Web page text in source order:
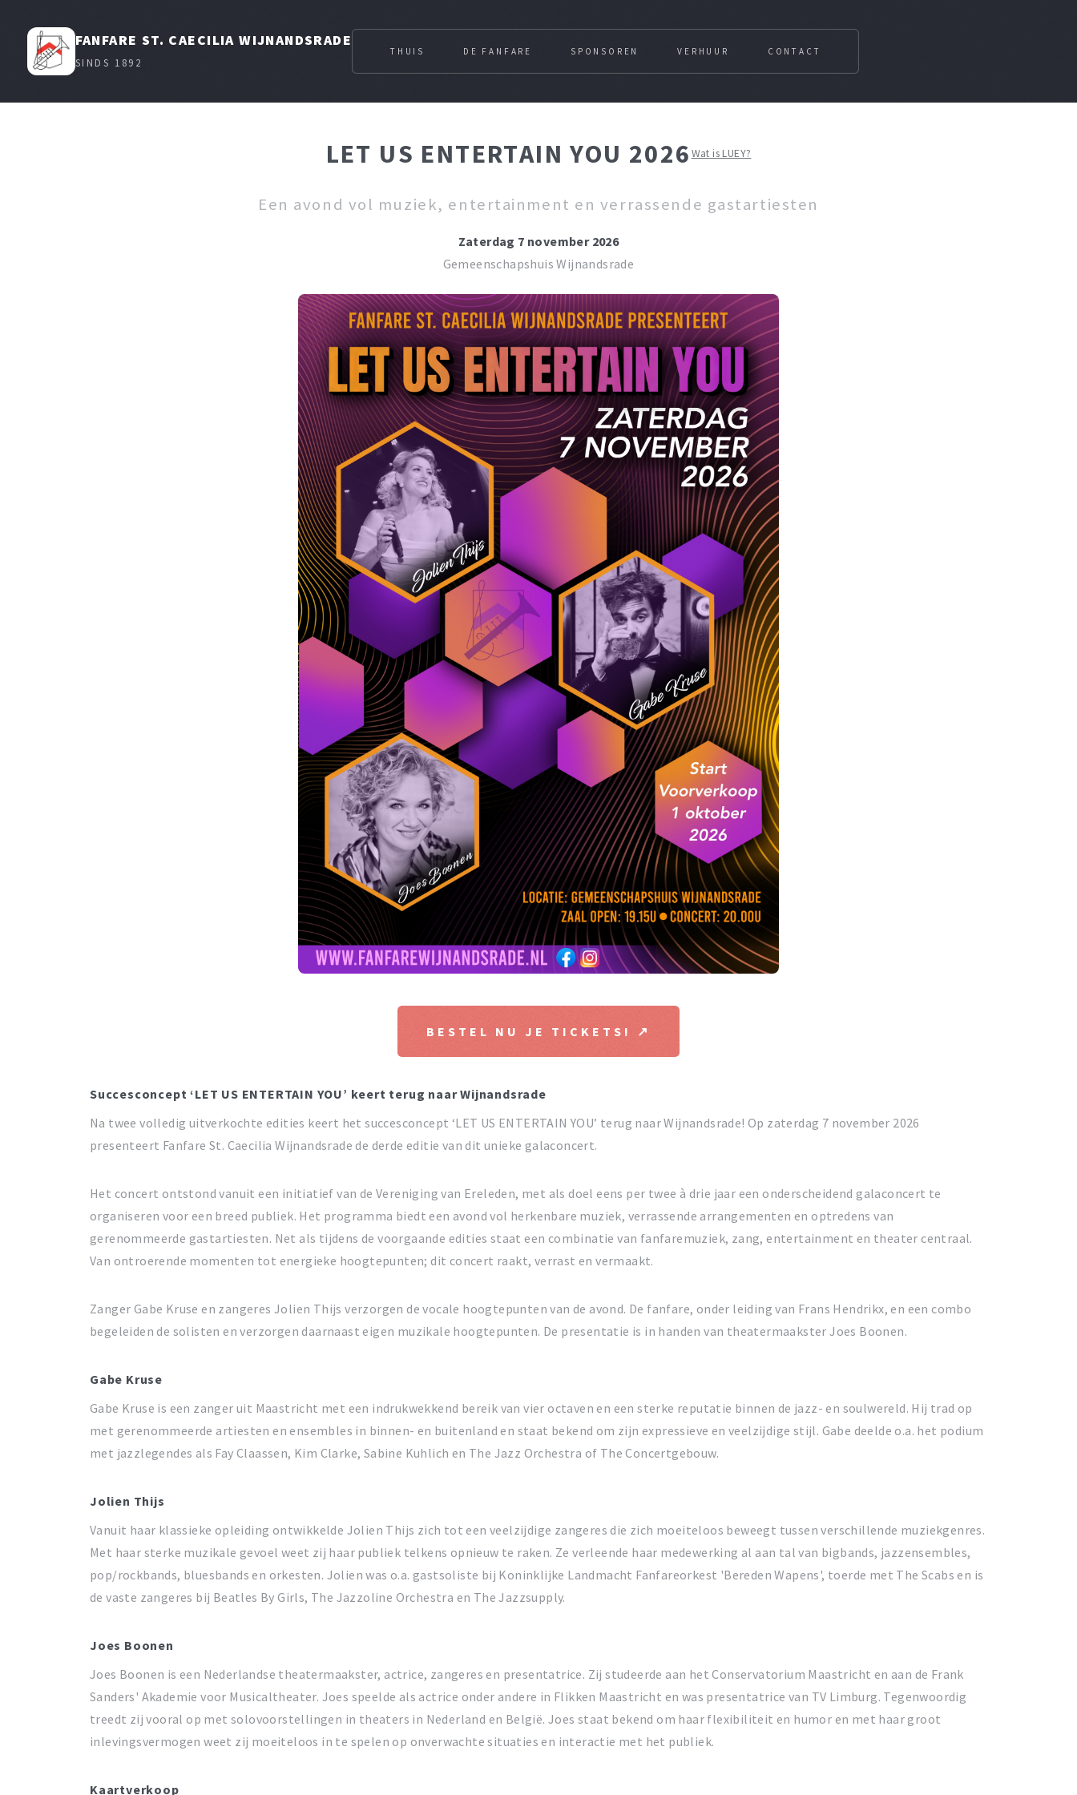
FANFARE ST. CAECILIA WIJNANDSRADE
SINDS 1892
THUIS DE FANFARE SPONSOREN VERHUUR CONTACT
LET US ENTERTAIN YOU 2026Wat is LUEY?
Een avond vol muziek, entertainment en verrassende gastartiesten
Zaterdag 7 november 2026
Gemeenschapshuis Wijnandsrade
BESTEL NU JE TICKETS! ↗
Succesconcept ‘LET US ENTERTAIN YOU’ keert terug naar Wijnandsrade
Na twee volledig uitverkochte edities keert het succesconcept ‘LET US ENTERTAIN YOU’ terug naar Wijnandsrade! Op zaterdag 7 november 2026
presenteert Fanfare St. Caecilia Wijnandsrade de derde editie van dit unieke galaconcert.
Het concert ontstond vanuit een initiatief van de Vereniging van Ereleden, met als doel eens per twee à drie jaar een onderscheidend galaconcert te
organiseren voor een breed publiek. Het programma biedt een avond vol herkenbare muziek, verrassende arrangementen en optredens van
gerenommeerde gastartiesten. Net als tijdens de voorgaande edities staat een combinatie van fanfaremuziek, zang, entertainment en theater centraal.
Van ontroerende momenten tot energieke hoogtepunten; dit concert raakt, verrast en vermaakt.
Zanger Gabe Kruse en zangeres Jolien Thijs verzorgen de vocale hoogtepunten van de avond. De fanfare, onder leiding van Frans Hendrikx, en een combo
begeleiden de solisten en verzorgen daarnaast eigen muzikale hoogtepunten. De presentatie is in handen van theatermaakster Joes Boonen.
Gabe Kruse
Gabe Kruse is een zanger uit Maastricht met een indrukwekkend bereik van vier octaven en een sterke reputatie binnen de jazz- en soulwereld. Hij trad op
met gerenommeerde artiesten en ensembles in binnen- en buitenland en staat bekend om zijn expressieve en veelzijdige stijl. Gabe deelde o.a. het podium
met jazzlegendes als Fay Claassen, Kim Clarke, Sabine Kuhlich en The Jazz Orchestra of The Concertgebouw.
Jolien Thijs
Vanuit haar klassieke opleiding ontwikkelde Jolien Thijs zich tot een veelzijdige zangeres die zich moeiteloos beweegt tussen verschillende muziekgenres.
Met haar sterke muzikale gevoel weet zij haar publiek telkens opnieuw te raken. Ze verleende haar medewerking al aan tal van bigbands, jazzensembles,
pop/rockbands, bluesbands en orkesten. Jolien was o.a. gastsoliste bij Koninklijke Landmacht Fanfareorkest 'Bereden Wapens', toerde met The Scabs en is
de vaste zangeres bij Beatles By Girls, The Jazzoline Orchestra en The Jazzsupply.
Joes Boonen
Joes Boonen is een Nederlandse theatermaakster, actrice, zangeres en presentatrice. Zij studeerde aan het Conservatorium Maastricht en aan de Frank
Sanders' Akademie voor Musicaltheater. Joes speelde als actrice onder andere in Flikken Maastricht en was presentatrice van TV Limburg. Tegenwoordig
treedt zij vooral op met solovoorstellingen in theaters in Nederland en België. Joes staat bekend om haar flexibiliteit en humor en met haar groot
inlevingsvermogen weet zij moeiteloos in te spelen op onverwachte situaties en interactie met het publiek.
Kaartverkoop